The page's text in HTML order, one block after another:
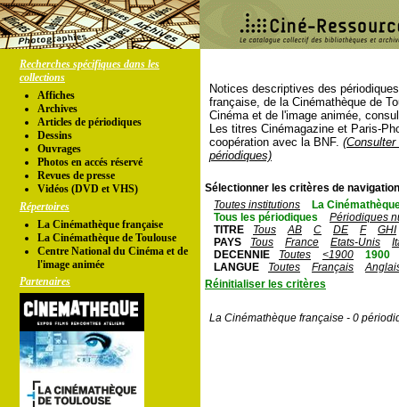
Recherches spécifiques dans les
collections
Affiches
Archives
Articles de périodiques
Dessins
Ouvrages
Photos en accés réservé
Revues de presse
Vidéos (DVD et VHS)
Répertoires
La Cinémathèque française
La Cinémathèque de Toulouse
Centre National du Cinéma et de
l'image animée
Partenaires
Notices descriptives des
française, de la Cinémathèque de
Cinéma et de l'image animée,
Les titres Cinémagazine et Paris-
coopération avec la BNF.
périodiques)
Sélectionner les critères de
Toutes institutions
La
Tous les périodiques
Périodiques
TITRE
Tous AB C DE F
GHI
PAYS
Tous France Etats-Unis
DECENNIE
Toutes <1900
1900
LANGUE
Toutes Français
Réinitialiser les critères
La Cinémathèque française - 0